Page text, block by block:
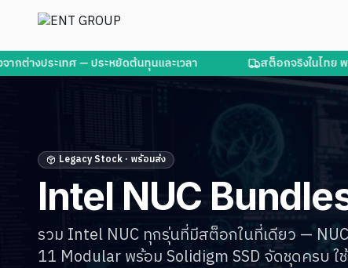
ประเทศ — ประหยัดต้นทุนและเวลา สต็อกจริงในไทย พร้อม
Legacy Stock · พร้อมส่ง
Intel NUC
รวม Intel NUC ทุกรุ่นที่มีสต็อกในที่เดียว —
11 Modular พร้อม Solidigm SSD จัดชุดครบ ใ